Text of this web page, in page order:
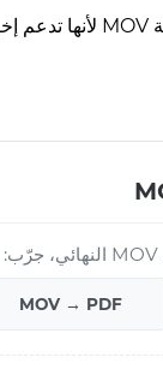
MOV → PDF